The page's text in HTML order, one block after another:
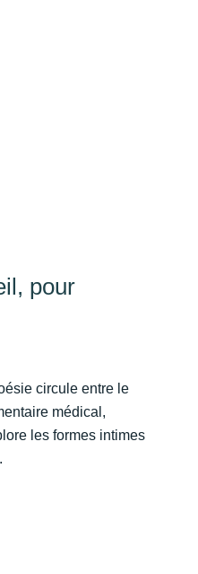
pour
circule entre le
médical,
les formes intimes